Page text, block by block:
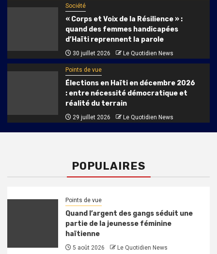
Société
« Corps et Voix de la Résilience » :
quand des femmes handicapées
d’Haïti reprennent la parole
30 juillet 2026 Le Quotidien News
Points de vue
Élections en Haïti en décembre 2026
: entre nécessité démocratique et
réalité du terrain
29 juillet 2026 Le Quotidien News
POPULAIRES
Points de vue
Quand l’argent des gangs séduit une
partie de la jeunesse féminine
haïtienne
5 août 2026 Le Quotidien News